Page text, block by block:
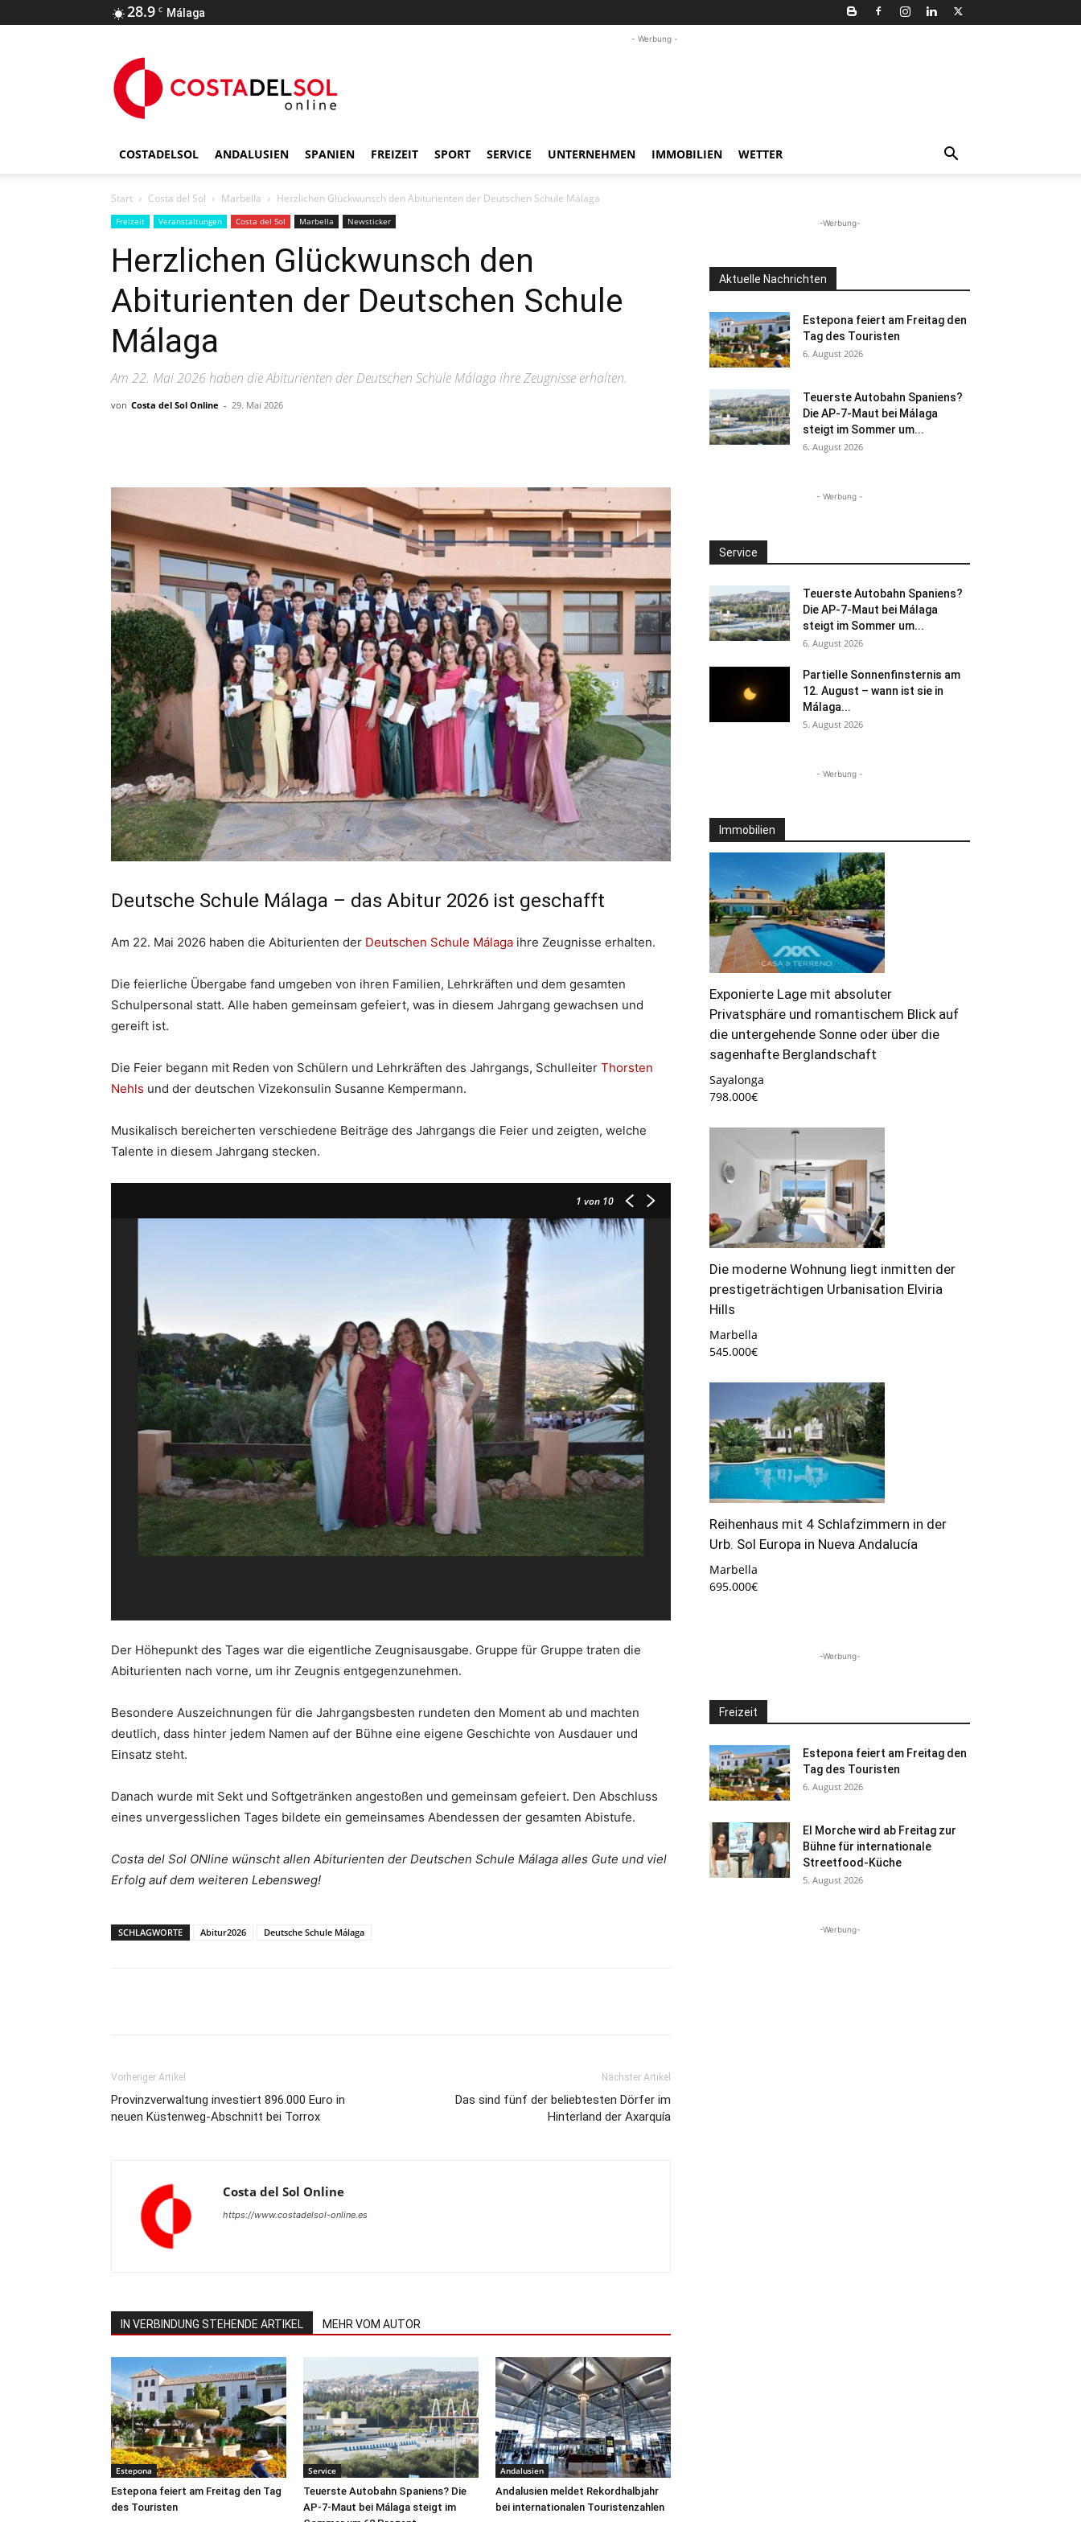
28.9 C Málaga
- Werbung -
COSTADELSOL ANDALUSIEN SPANIEN FREIZEIT SPORT SERVICE UNTERNEHMEN IMMOBILIEN WETTER
Start Costa del Sol Marbella Herzlichen Glückwunsch den Abiturienten der Deutschen Schule Málaga
Freizeit Veranstaltungen Costa del Sol Marbella Newsticker
Herzlichen Glückwunsch den
Abiturienten der Deutschen Schule
Málaga
Am 22. Mai 2026 haben die Abiturienten der Deutschen Schule Málaga ihre Zeugnisse erhalten.
von Costa del Sol Online - 29. Mai 2026
Deutsche Schule Málaga – das Abitur 2026 ist geschafft
Am 22. Mai 2026 haben die Abiturienten der Deutschen Schule Málaga ihre Zeugnisse erhalten.
Die feierliche Übergabe fand umgeben von ihren Familien, Lehrkräften und dem gesamten
Schulpersonal statt. Alle haben gemeinsam gefeiert, was in diesem Jahrgang gewachsen und
gereift ist.
Die Feier begann mit Reden von Schülern und Lehrkräften des Jahrgangs, Schulleiter Thorsten
Nehls und der deutschen Vizekonsulin Susanne Kempermann.
Musikalisch bereicherten verschiedene Beiträge des Jahrgangs die Feier und zeigten, welche
Talente in diesem Jahrgang stecken.
1 von 10
Der Höhepunkt des Tages war die eigentliche Zeugnisausgabe. Gruppe für Gruppe traten die
Abiturienten nach vorne, um ihr Zeugnis entgegenzunehmen.
Besondere Auszeichnungen für die Jahrgangsbesten rundeten den Moment ab und machten
deutlich, dass hinter jedem Namen auf der Bühne eine eigene Geschichte von Ausdauer und
Einsatz steht.
Danach wurde mit Sekt und Softgetränken angestoßen und gemeinsam gefeiert. Den Abschluss
eines unvergesslichen Tages bildete ein gemeinsames Abendessen der gesamten Abistufe.
Costa del Sol ONline wünscht allen Abiturienten der Deutschen Schule Málaga alles Gute und viel
Erfolg auf dem weiteren Lebensweg!
SCHLAGWORTE Abitur2026 Deutsche Schule Málaga
Vorheriger Artikel
Provinzverwaltung investiert 896.000 Euro in
neuen Küstenweg-Abschnitt bei Torrox
Nächster Artikel
Das sind fünf der beliebtesten Dörfer im
Hinterland der Axarquía
Costa del Sol Online
https://www.costadelsol-online.es
IN VERBINDUNG STEHENDE ARTIKEL MEHR VOM AUTOR
Estepona
Estepona feiert am Freitag den Tag
des Touristen
Service
Teuerste Autobahn Spaniens? Die
AP-7-Maut bei Málaga steigt im
Andalusien
Andalusien meldet Rekordhalbjahr
bei internationalen Touristenzahlen
-Werbung-
Aktuelle Nachrichten
Estepona feiert am Freitag den
Tag des Touristen
6. August 2026
Teuerste Autobahn Spaniens?
Die AP-7-Maut bei Málaga
steigt im Sommer um...
6. August 2026
- Werbung -
Service
Teuerste Autobahn Spaniens?
Die AP-7-Maut bei Málaga
steigt im Sommer um...
6. August 2026
Partielle Sonnenfinsternis am
12. August – wann ist sie in
Málaga...
5. August 2026
- Werbung -
Immobilien
Exponierte Lage mit absoluter
Privatsphäre und romantischem Blick auf
die untergehende Sonne oder über die
sagenhafte Berglandschaft
Sayalonga
798.000€
Die moderne Wohnung liegt inmitten der
prestigeträchtigen Urbanisation Elviria
Hills
Marbella
545.000€
Reihenhaus mit 4 Schlafzimmern in der
Urb. Sol Europa in Nueva Andalucía
Marbella
695.000€
-Werbung-
Freizeit
Estepona feiert am Freitag den
Tag des Touristen
6. August 2026
El Morche wird ab Freitag zur
Bühne für internationale
Streetfood-Küche
5. August 2026
-Werbung-